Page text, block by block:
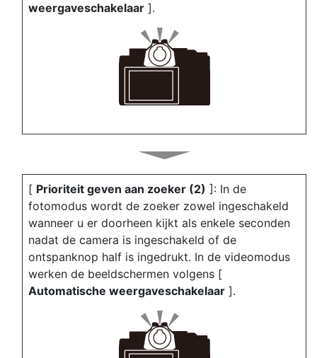
weergaveschakelaar ].
[ Prioriteit geven aan zoeker (2) ]: In de
fotomodus wordt de zoeker zowel ingeschakeld
wanneer u er doorheen kijkt als enkele seconden
nadat de camera is ingeschakeld of de
ontspanknop half is ingedrukt. In de videomodus
werken de beeldschermen volgens [
Automatische weergaveschakelaar ].